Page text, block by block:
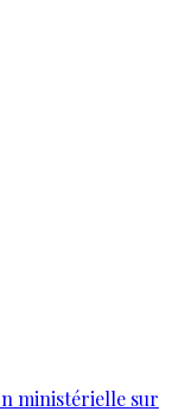
ministérielle sur